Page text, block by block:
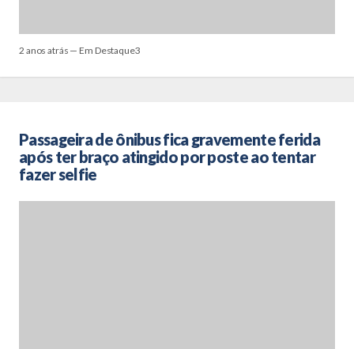
2 anos atrás — Em Destaque3
Passageira de ônibus fica gravemente ferida
após ter braço atingido por poste ao tentar
fazer selfie